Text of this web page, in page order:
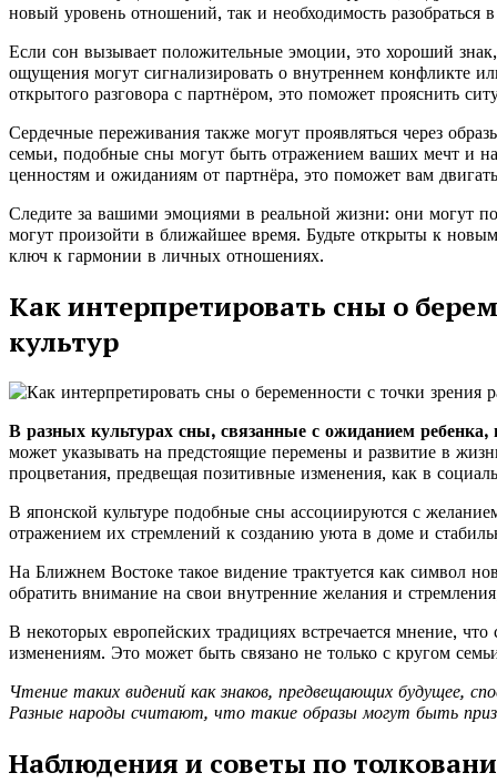
новый уровень отношений, так и необходимость
Если сон вызывает положительные эмоции, это хороший
ощущения могут сигнализировать о внутреннем конфликте
открытого разговора с партнёром, это поможет прояснить
Сердечные переживания также могут проявляться через
семьи, подобные сны могут быть отражением ваших мечт и
ценностям и ожиданиям от партнёра, это поможет вам
Следите за вашими эмоциями в реальной жизни: они могут
могут произойти в ближайшее время. Будьте открыты к
ключ к гармонии в личных отношениях.
Как интерпретировать сны о
культур
В разных культурах сны, связанные с ожиданием
может указывать на предстоящие перемены и развитие в
процветания, предвещая позитивные изменения, как в
В японской культуре подобные сны ассоциируются с
отражением их стремлений к созданию уюта в доме и
На Ближнем Востоке такое видение трактуется как символ
обратить внимание на свои внутренние желания и
В некоторых европейских традициях встречается мнение,
изменениям. Это может быть связано не только с кругом
Чтение таких видений как знаков, предвещающих будущее,
Разные народы считают, что такие образы могут быть
Наблюдения и советы по